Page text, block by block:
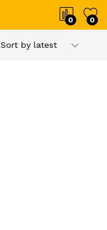
0 0
Sort by latest